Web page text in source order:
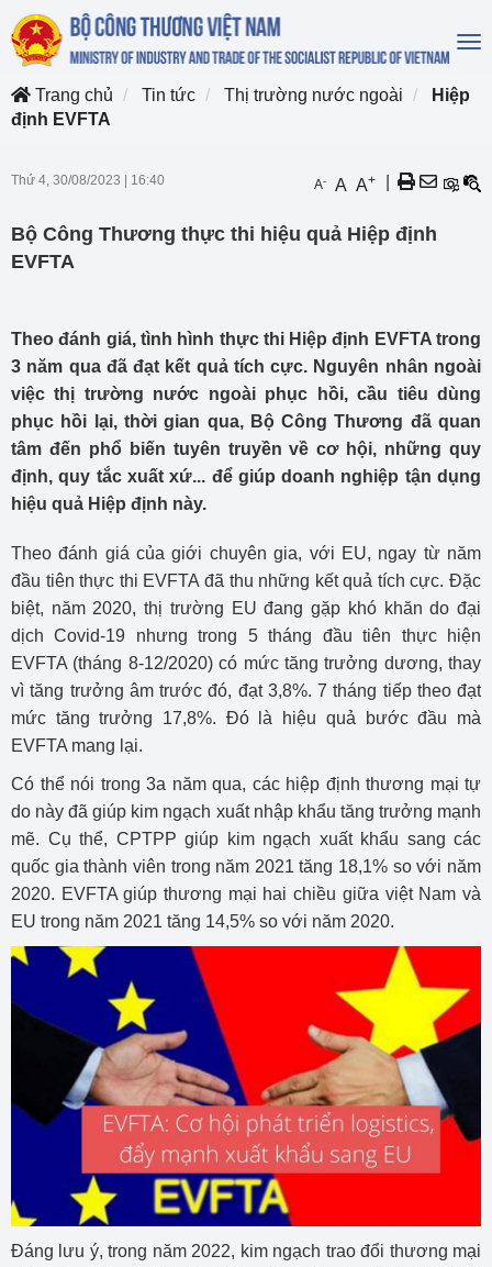
Trang chủ
Tin tức Thị trường nước ngoài
Hiệp
định EVFTA
Thứ 4, 30/08/2023 16:40 A- A A+
Bộ Công Thương thực thi hiệu quả Hiệp định
EVFTA
Theo đánh giá, tình hình thực thi Hiệp định EVFTA trong
3 năm qua đã đạt kết quả tích cực. Nguyên nhân ngoài
việc thị trường nước ngoài phục hồi, cầu tiêu dùng
phục hồi lại, thời gian qua, Bộ Công Thương đã quan
tâm đến phổ biến tuyên truyền về cơ hội, những quy
định, quy tắc xuất xứ... để giúp doanh nghiệp tận dụng
hiệu quả Hiệp định này.
Theo đánh giá của giới chuyên gia, với EU, ngay từ năm
đầu tiên thực thi EVFTA đã thu những kết quả tích cực. Đặc
biệt, năm 2020, thị trường EU đang gặp khó khăn do đại
dịch Covid-19 nhưng trong 5 tháng đầu tiên thực hiện
EVFTA (tháng 8-12/2020) có mức tăng trưởng dương, thay
vì tăng trưởng âm trước đó, đạt 3,8%. 7 tháng tiếp theo đạt
mức tăng trưởng 17,8%. Đó là hiệu quả bước đầu mà
EVFTA mang lại.
Có thể nói trong 3a năm qua, các hiệp định thương mại tự
do này đã giúp kim ngạch xuất nhập khẩu tăng trưởng mạnh
mẽ. Cụ thể, CPTPP giúp kim ngạch xuất khẩu sang các
quốc gia thành viên trong năm 2021 tăng 18,1% so với năm
2020. EVFTA giúp thương mại hai chiều giữa việt Nam và
EU trong năm 2021 tăng 14,5% so với năm 2020.
Đáng lưu ý, trong năm 2022, kim ngạch trao đổi thương mại